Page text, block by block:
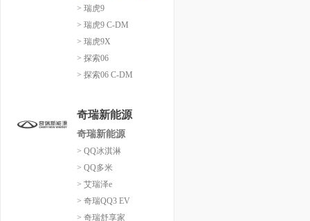
> 瑞虎9
> 瑞虎9 C-DM
> 瑞虎9X
> 探索06
> 探索06 C-DM
奇瑞新能源
奇瑞新能源
> QQ冰淇淋
> QQ多米
> 艾瑞泽e
> 奇瑞QQ3 EV
> 奇瑞舒享家